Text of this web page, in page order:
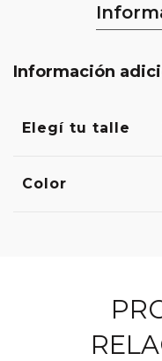
Información
Elegí tu talle
Color